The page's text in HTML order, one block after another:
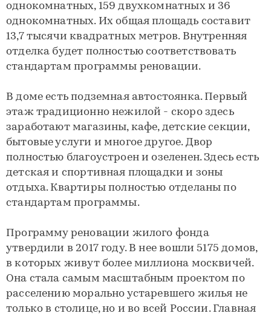
однокомнатных, 159 двухкомнатных и 36
однокомнатных. Их общая площадь составит
13,7 тысячи квадратных метров. Внутренняя
отделка будет полностью соответствовать
стандартам программы реновации.
В доме есть подземная автостоянка. Первый
этаж традиционно нежилой - скоро здесь
заработают магазины, кафе, детские секции,
бытовые услуги и многое другое. Двор
полностью благоустроен и озеленен. Здесь есть
детская и спортивная площадки и зоны
отдыха. Квартиры полностью отделаны по
стандартам программы.
Программу реновации жилого фонда
утвердили в 2017 году. В нее вошли 5175 домов,
в которых живут более миллиона москвичей.
Она стала самым масштабным проектом по
расселению морально устаревшего жилья не
только в столице, но и во всей России. Главная